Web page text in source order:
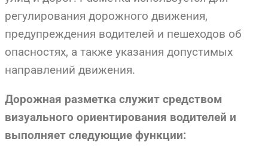
регулирования дорожного движения,
предупреждения водителей и пешеходов об
опасностях, а также указания допустимых
направлений движения.
Дорожная разметка служит средством
визуального ориентирования водителей и
выполняет следующие функции: